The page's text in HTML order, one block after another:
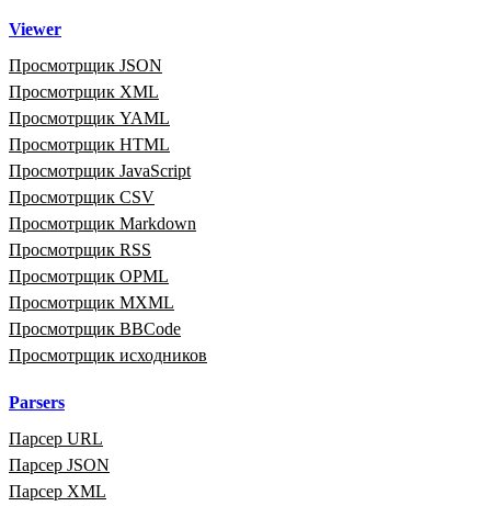
Viewer
Просмотрщик JSON
Просмотрщик XML
Просмотрщик YAML
Просмотрщик HTML
Просмотрщик JavaScript
Просмотрщик CSV
Просмотрщик Markdown
Просмотрщик RSS
Просмотрщик OPML
Просмотрщик MXML
Просмотрщик BBCode
Просмотрщик исходников
Parsers
Парсер URL
Парсер JSON
Парсер XML